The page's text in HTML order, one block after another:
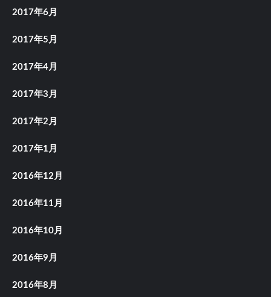
2017年6月
2017年5月
2017年4月
2017年3月
2017年2月
2017年1月
2016年12月
2016年11月
2016年10月
2016年9月
2016年8月